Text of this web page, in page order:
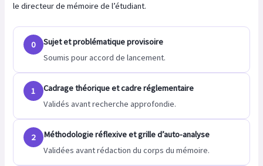
le directeur de mémoire de l’étudiant.
0
Sujet et problématique provisoire
Soumis pour accord de lancement.
1
Cadrage théorique et cadre réglementaire
Validés avant recherche approfondie.
2
Méthodologie réflexive et grille d’auto-analyse
Validées avant rédaction du corps du mémoire.